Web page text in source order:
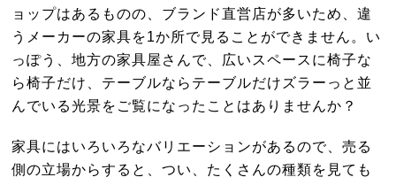
ョップはあるものの、ブランド直営店が多いため、違
うメーカーの家具を1か所で見ることができません。い
っぽう、地方の家具屋さんで、広いスペースに椅子な
ら椅子だけ、テーブルならテーブルだけズラーっと並
んでいる光景をご覧になったことはありませんか？
家具にはいろいろなバリエーションがあるので、売る
側の立場からすると、つい、たくさんの種類を見ても